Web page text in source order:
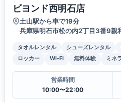
ビヨンド西明石店
土山駅から車で19分
兵庫県明石市松の内2丁目3番9親
タオルレンタル シューズレンタル
ロッカー
Wi-Fi 無料体験 ミネ
営業時間
10:00〜22:00